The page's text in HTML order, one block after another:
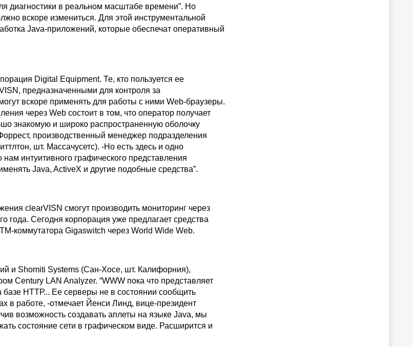
диагностики в реальном масштабе времени”. Но
вскоре измениться. Для этой инструментальной
Java-приложений, которые обеспечат оперативный
Digital Equipment. Те, кто пользуется ее
предназначенными для контроля за
вскоре применять для работы с ними Web-браузеры.
через Web состоит в том, что оператор получает
знакомую и широко распространенную оболочку
производственный менеджер подразделения
шт. Массачусетс). -Но есть здесь и одно
интуитивного графического представления
Java, ActiveX и другие подобные средства”.
clearVISN смогут производить мониторинг через
года. Сегодня корпорация уже предлагает средства
коммутатора Gigaswitch через World Wide Web.
и Shomiti Systems (Сан-Хосе, шт. Калифорния),
Century LAN Analyzer. “WWW пока что представляет
НТТР... Ее серверы не в состоянии сообщить
в работе, -отмечает Йенси Линд, вице-президент
возможность создавать аплеты на языке Java, мы
состояние сети в графическом виде. Расширится и